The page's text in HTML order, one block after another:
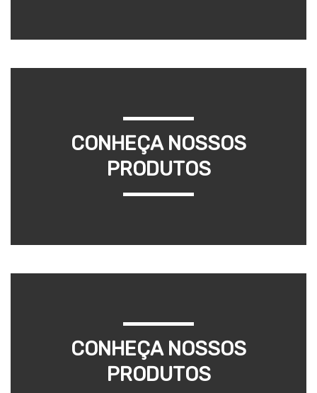
CONHEÇA NOSSOS
PRODUTOS
CONHEÇA NOSSOS
PRODUTOS